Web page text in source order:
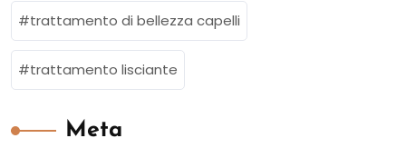
trattamento di bellezza capelli
trattamento lisciante
Meta